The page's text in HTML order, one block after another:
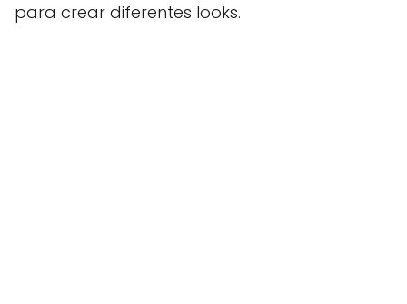
para crear diferentes looks.